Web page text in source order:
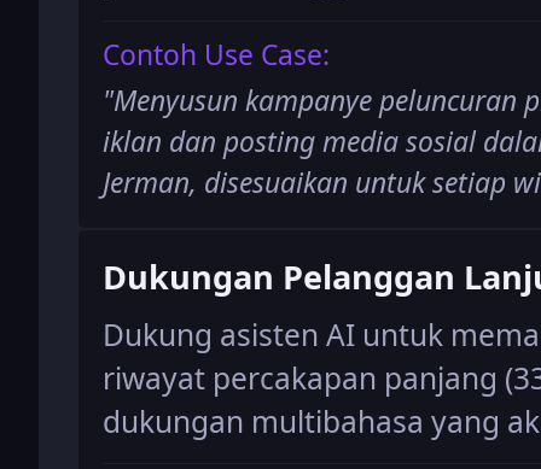
Contoh Use Case:
"Menyusun kampanye peluncuran
iklan dan posting media sosial
Jerman, disesuaikan untuk setiap
Dukungan Pelanggan
Dukung asisten AI untuk
riwayat percakapan panjang
dukungan multibahasa yang